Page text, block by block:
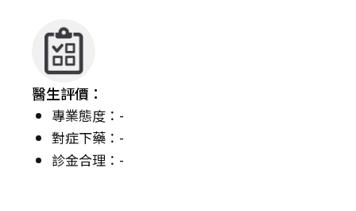
醫生評價：
專業態度：-
對症下藥：-
診金合理：-